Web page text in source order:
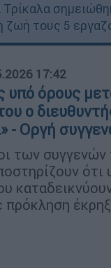
ζωή τους 5
17:42
υπό όρους
ο
- Οργή
των
ότι
πρόκληση